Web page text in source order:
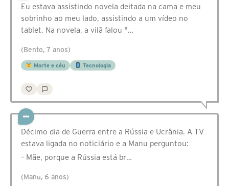
Eu estava assistindo novela deitada na cama e meu
sobrinho ao meu lado, assistindo a um vídeo no
tablet. Na novela, a vilã falou "…
(Bento, 7 anos)
Morte e céu Tecnologia
Décimo dia de Guerra entre a Rússia e Ucrânia. A TV
estava ligada no noticiário e a Manu perguntou:
– Mãe, porque a Rússia está br…
(Manu, 6 anos)